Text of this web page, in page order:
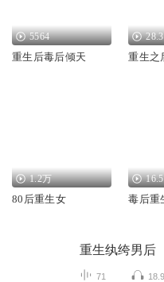
5564
重生后毒后倾天 重生之
1.2万
80后重生女 毒后重
重生纨绔男后
71